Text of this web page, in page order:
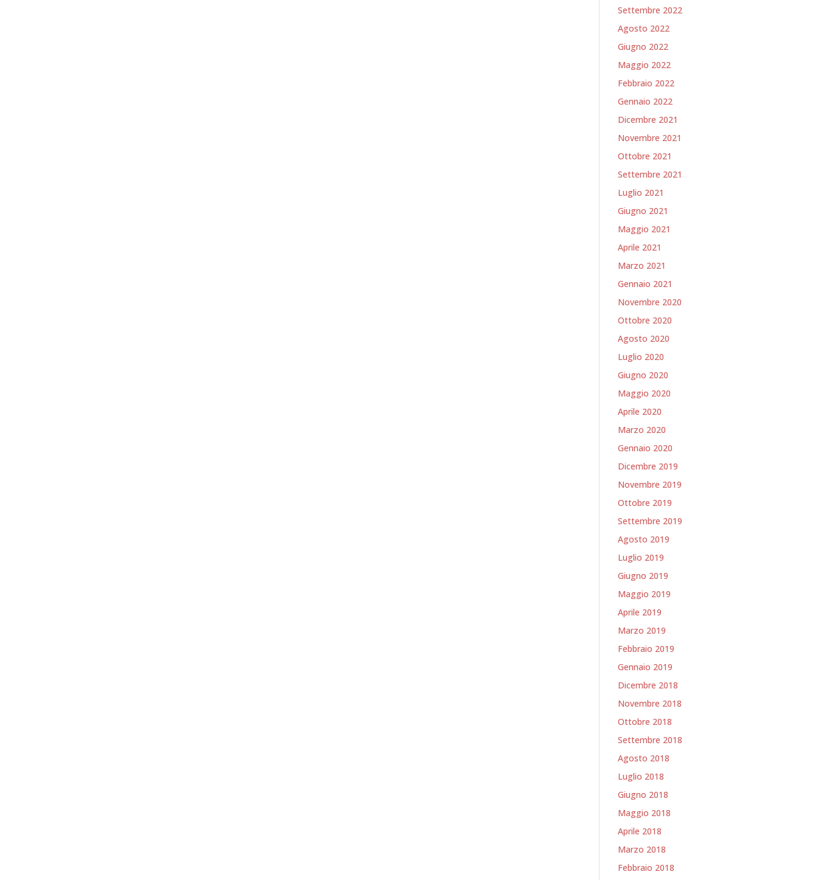
Settembre 2022
Agosto 2022
Giugno 2022
Maggio 2022
Febbraio 2022
Gennaio 2022
Dicembre 2021
Novembre 2021
Ottobre 2021
Settembre 2021
Luglio 2021
Giugno 2021
Maggio 2021
Aprile 2021
Marzo 2021
Gennaio 2021
Novembre 2020
Ottobre 2020
Agosto 2020
Luglio 2020
Giugno 2020
Maggio 2020
Aprile 2020
Marzo 2020
Gennaio 2020
Dicembre 2019
Novembre 2019
Ottobre 2019
Settembre 2019
Agosto 2019
Luglio 2019
Giugno 2019
Maggio 2019
Aprile 2019
Marzo 2019
Febbraio 2019
Gennaio 2019
Dicembre 2018
Novembre 2018
Ottobre 2018
Settembre 2018
Agosto 2018
Luglio 2018
Giugno 2018
Maggio 2018
Aprile 2018
Marzo 2018
Febbraio 2018